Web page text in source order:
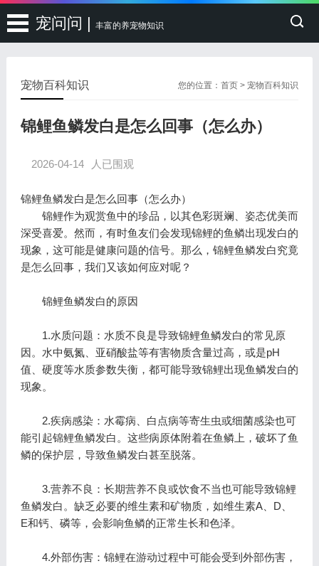
宠问问 | 丰富的养宠物知识
您的位置：首页 >宠物百科知识
宠物百科知识
锦鲤鱼鳞发白是怎么回事（怎么办）
2026-04-14 人已围观
锦鲤鱼鳞发白是怎么回事（怎么办）
锦鲤作为观赏鱼中的珍品，以其色彩斑斓、姿态优美而
深受喜爱。然而，有时鱼友们会发现锦鲤的鱼鳞出现发白的
现象，这可能是健康问题的信号。那么，锦鲤鱼鳞发白究竟
是怎么回事，我们又该如何应对呢？
锦鲤鱼鳞发白的原因
1.水质问题：水质不良是导致锦鲤鱼鳞发白的常见原
因。水中氨氮、亚硝酸盐等有害物质含量过高，或是pH
值、硬度等水质参数失衡，都可能导致锦鲤出现鱼鳞发白的
现象。
2.疾病感染：水霉病、白点病等寄生虫或细菌感染也可
能引起锦鲤鱼鳞发白。这些病原体附着在鱼鳞上，破坏了鱼
鳞的保护层，导致鱼鳞发白甚至脱落。
3.营养不良：长期营养不良或饮食不当也可能导致锦鲤
鱼鳞发白。缺乏必要的维生素和矿物质，如维生素A、D、
E和钙、磷等，会影响鱼鳞的正常生长和色泽。
4.外部伤害：锦鲤在游动过程中可能会受到外部伤害，